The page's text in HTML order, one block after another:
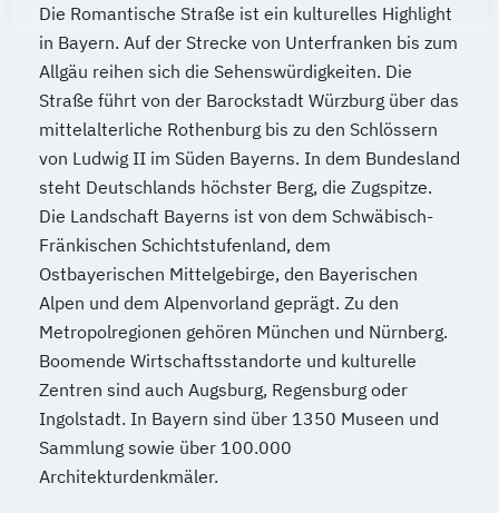
Wirtschaftsingenieurwesen Künstliche
Intelligenz (B. Eng.) 6 oder 7 Semester
Wirtschaftsingenieurwesen Lebensmittel
(B. Eng.) 6 oder 7 Semester
Wirtschaftsingenieurwesen Logistik (B.
Eng.) 6 ode 7 Semester
Wirtschaftsingenieurwesen für Ingenieure
Wirtschaftsingenieurwesen für
Wirtschaftswissenschaftler
Wirtschafts­ingenieur­wesen
Fahrzeugtechnik
Wirtschafts­ingenieur­wesen
Kunststofftechnik
Wirtschafts­ingenieur­wesen Mechatronik
Wirtschafts­ingenieur­wesen Medizintechnik
Die Romantische Straße ist ein kulturelles Highlight
in Bayern. Auf der Strecke von Unterfranken bis zum
Allgäu reihen sich die Sehenswürdigkeiten. Die
Straße führt von der Barockstadt Würzburg über das
mittelalterliche Rothenburg bis zu den Schlössern
von Ludwig II im Süden Bayerns. In dem Bundesland
steht Deutschlands höchster Berg, die Zugspitze.
Die Landschaft Bayerns ist von dem Schwäbisch-
Fränkischen Schichtstufenland, dem
Ostbayerischen Mittelgebirge, den Bayerischen
Alpen und dem Alpenvorland geprägt. Zu den
Metropolregionen gehören München und Nürnberg.
Boomende Wirtschaftsstandorte und kulturelle
Zentren sind auch Augsburg, Regensburg oder
Ingolstadt. In Bayern sind über 1350 Museen und
Sammlung sowie über 100.000
Architekturdenkmäler.